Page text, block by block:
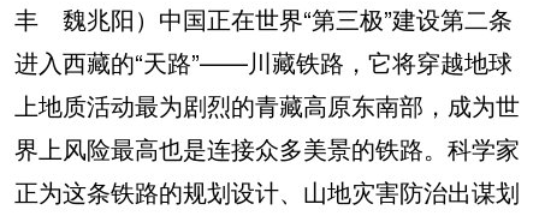
丰 魏兆阳）中国正在世界“第三极”建设第二条
进入西藏的“天路”——川藏铁路，它将穿越地球
上地质活动最为剧烈的青藏高原东南部，成为世
界上风险最高也是连接众多美景的铁路。科学家
正为这条铁路的规划设计、山地灾害防治出谋划